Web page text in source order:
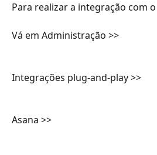
Para realizar a integração com o
Vá em Administração >>
Integrações plug-and-play >>
Asana >>